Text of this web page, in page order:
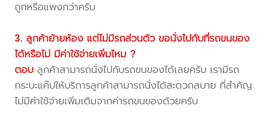
ถูกหรือแพงกว่าครับ
3. ลูกค้าย้ายห้อง แต่ไม่มีรถส่วนตัว ขอนั่งไปกับที่รถขนของ
ได้หรือไม่ มีค่าใช้จ่ายเพิ่มไหม ?
ตอบ ลูกค้าสามารถนั่งไปกับรถขนของได้เลยครับ เรามีรถ
กระบะแค๊ปให้บริการลูกค้าสามารถนั่งได้สะดวกสบาย ที่สำคัญ
ไม่มีค่าใช้จ่ายเพิ่มเติมจากค่ารถขนของด้วยครับ